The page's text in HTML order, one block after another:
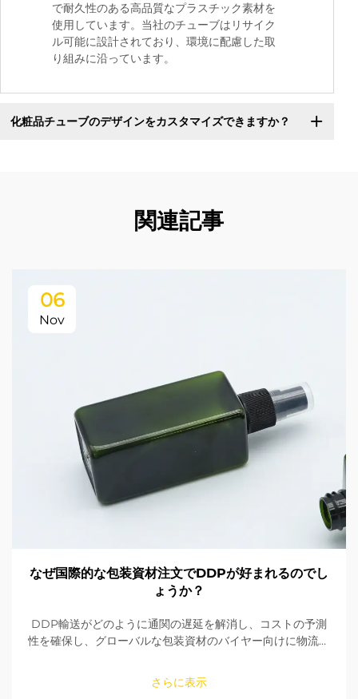
で耐久性のある高品質なプラスチック素材を
使用しています。当社のチューブはリサイク
ル可能に設計されており、環境に配慮した取
り組みに沿っています。
化粧品チューブのデザインをカスタマイズできますか？
関連記事
06
Nov
なぜ国際的な包装資材注文でDDPが好まれるのでし
ょうか？
DDP輸送がどのように通関の遅延を解消し、コストの予測
性を確保し、グローバルな包装資材のバイヤー向けに物流を
なぜ最適な選択肢であるのかをご説明します。
さらに表示